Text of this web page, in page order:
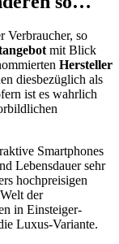
Verbraucher, so
mit Blick
Hersteller
diesbezüglich als
ist es wahrlich
Smartphones
Lebensdauer sehr
hochpreisigen
der
in Einsteiger-
Luxus-Variante.